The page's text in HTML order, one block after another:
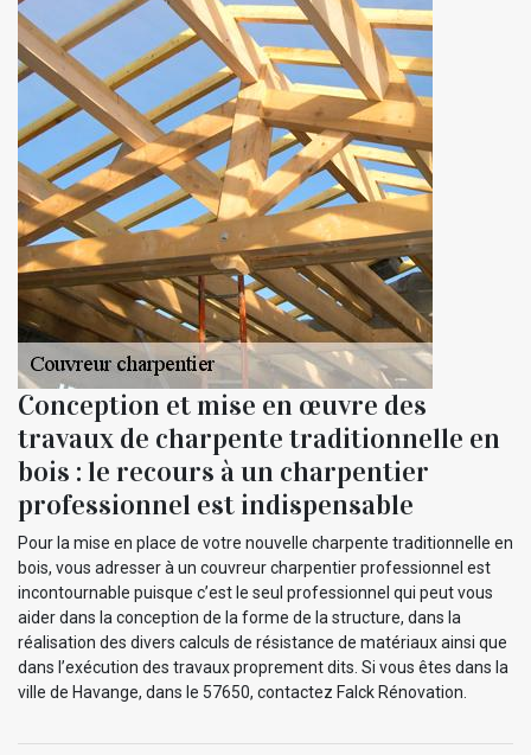
Conception et mise en œuvre des
travaux de charpente traditionnelle en
bois : le recours à un charpentier
professionnel est indispensable
Pour la mise en place de votre nouvelle charpente traditionnelle en
bois, vous adresser à un couvreur charpentier professionnel est
incontournable puisque c’est le seul professionnel qui peut vous
aider dans la conception de la forme de la structure, dans la
réalisation des divers calculs de résistance de matériaux ainsi que
dans l’exécution des travaux proprement dits. Si vous êtes dans la
ville de Havange, dans le 57650, contactez Falck Rénovation.